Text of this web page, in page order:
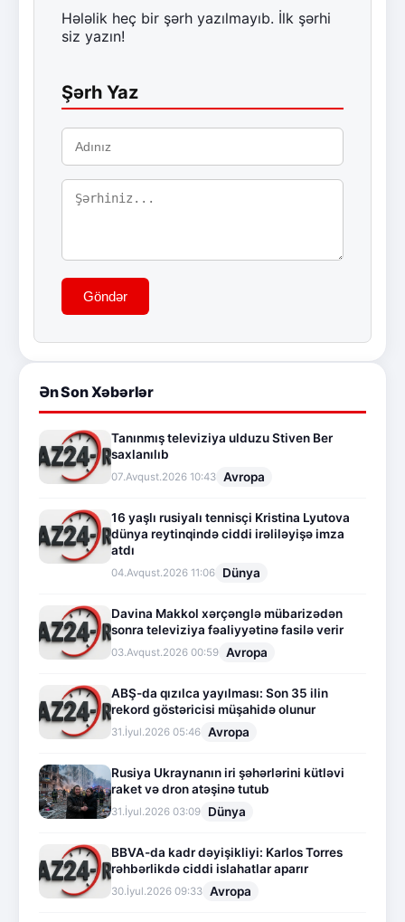
Hələlik heç bir şərh yazılmayıb. İlk şərhi
siz yazın!
Şərh Yaz
Göndər
Ən Son Xəbərlər
Tanınmış televiziya ulduzu Stiven Ber
saxlanılıb
07.Avqust.2026 10:43 Avropa
16 yaşlı rusiyalı tennisçi Kristina Lyutova
dünya reytinqində ciddi irəliləyişə imza
atdı
04.Avqust.2026 11:06 Dünya
Davina Makkol xərçənglə mübarizədən
sonra televiziya fəaliyyətinə fasilə verir
03.Avqust.2026 00:59 Avropa
ABŞ-da qızılca yayılması: Son 35 ilin
rekord göstəricisi müşahidə olunur
31.İyul.2026 05:46 Avropa
Rusiya Ukraynanın iri şəhərlərini kütləvi
raket və dron atəşinə tutub
31.İyul.2026 03:09 Dünya
BBVA-da kadr dəyişikliyi: Karlos Torres
rəhbərlikdə ciddi islahatlar aparır
30.İyul.2026 09:33 Avropa